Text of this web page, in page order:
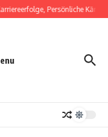
Persönliche Kämpfe